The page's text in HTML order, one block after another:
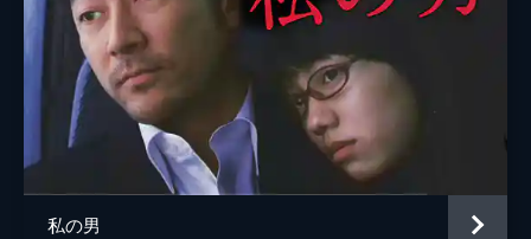
音楽 茂野雅道
宇野康秀
私の男